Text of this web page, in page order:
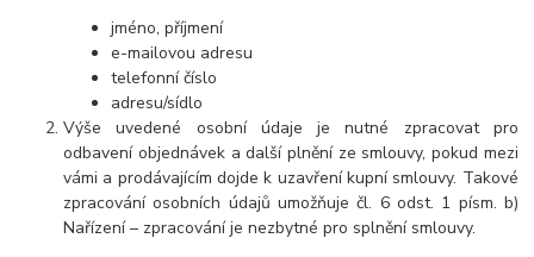
jméno, příjmení
e-mailovou adresu
telefonní číslo
adresu/sídlo
Výše uvedené osobní údaje je nutné zpracovat pro
odbavení objednávek a další plnění ze smlouvy, pokud mezi
vámi a prodávajícím dojde k uzavření kupní smlouvy. Takové
zpracování osobních údajů umožňuje čl. 6 odst. 1 písm. b)
Nařízení – zpracování je nezbytné pro splnění smlouvy.